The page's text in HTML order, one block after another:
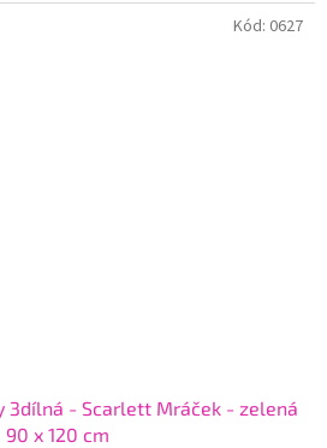
3dílná - Scarlett Mráček - zelená
90 x 120 cm
Kód: 0627